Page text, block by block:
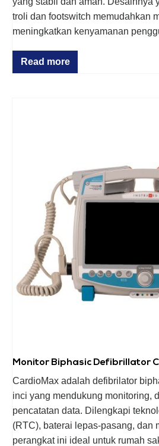
troli dan footswitch memudahkan
meningkatkan kenyamanan
Read more
Monitor Biphasic Defibrillator
CardioMax adalah defibrilator
inci yang mendukung monitoring,
pencatatan data. Dilengkapi
(RTC), baterai lepas-pasang, dan
perangkat ini ideal untuk rumah